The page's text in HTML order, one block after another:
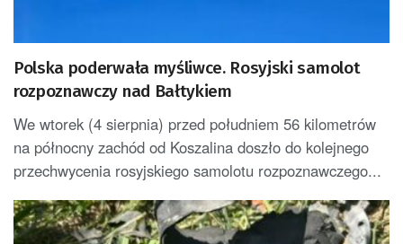
Polska poderwała myśliwce. Rosyjski samolot
rozpoznawczy nad Bałtykiem
We wtorek (4 sierpnia) przed południem 56 kilometrów
na północny zachód od Koszalina doszło do kolejnego
przechwycenia rosyjskiego samolotu rozpoznawczego...